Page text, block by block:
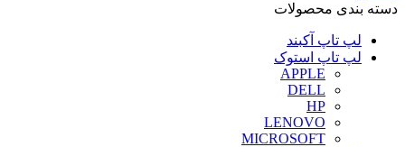
دسته بندی محصولات
لپ تاپ آکبند
لپ تاپ استوک
APPLE
DELL
HP
LENOVO
MICROSOFT